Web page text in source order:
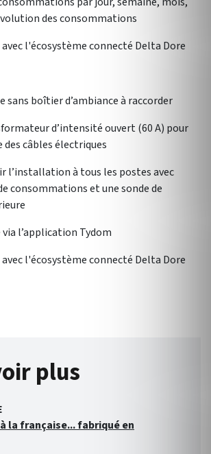
des consommations
l'écosystème connecté Delta Dore
boîtier d’ambiance à raccorder
d’intensité ouvert (60 A) pour
câbles électriques
l’installation à tous les postes avec
consommations et une sonde de
l’application Tydom
l'écosystème connecté Delta Dore
plus
la française... fabriqué en